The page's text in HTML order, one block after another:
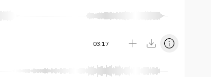
03:17